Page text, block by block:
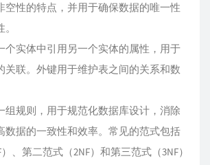
空性的特点，并用于确保数据的唯一性
个实体中引用另一个实体的属性，用于
关联。外键用于维护表之间的关系和数
组规则，用于规范化数据库设计，消除
数据的一致性和效率。常见的范式包括
、第二范式（2NF）和第三范式（3NF）